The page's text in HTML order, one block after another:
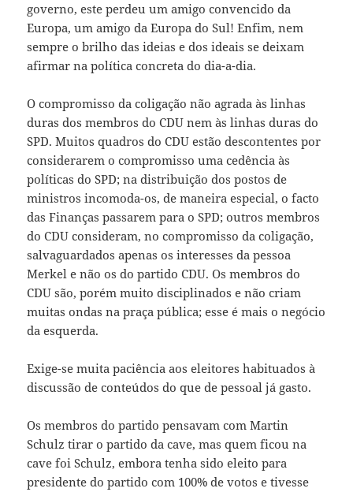
governo, este perdeu um amigo convencido da
Europa, um amigo da Europa do Sul! Enfim, nem
sempre o brilho das ideias e dos ideais se deixam
afirmar na política concreta do dia-a-dia.
O compromisso da coligação não agrada às linhas
duras dos membros do CDU nem às linhas duras do
SPD. Muitos quadros do CDU estão descontentes por
considerarem o compromisso uma cedência às
políticas do SPD; na distribuição dos postos de
ministros incomoda-os, de maneira especial, o facto
das Finanças passarem para o SPD; outros membros
do CDU consideram, no compromisso da coligação,
salvaguardados apenas os interesses da pessoa
Merkel e não os do partido CDU. Os membros do
CDU são, porém muito disciplinados e não criam
muitas ondas na praça pública; esse é mais o negócio
da esquerda.
Exige-se muita paciência aos eleitores habituados à
discussão de conteúdos do que de pessoal já gasto.
Os membros do partido pensavam com Martin
Schulz tirar o partido da cave, mas quem ficou na
cave foi Schulz, embora tenha sido eleito para
presidente do partido com 100% de votos e tivesse